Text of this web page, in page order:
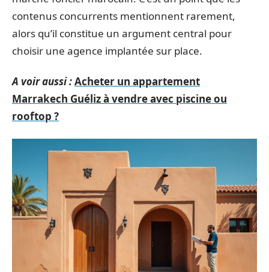
contenus concurrents mentionnent rarement,
alors qu’il constitue un argument central pour
choisir une agence implantée sur place.
A voir aussi :Acheter un appartement
Marrakech Guéliz à vendre avec piscine ou
rooftop ?